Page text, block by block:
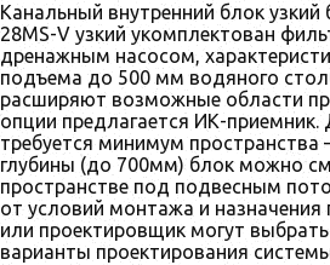
Канальный внутренний блок узкий
28MS-V узкий укомплектован
дренажным насосом,
подъема до 500 мм водяного
расширяют возможные области
опции предлагается ИК-приемник.
требуется минимум
глубины (до 700мм) блок можно
пространстве под подвесным
от условий монтажа и назначения
или проектировщик могут
варианты проектирования